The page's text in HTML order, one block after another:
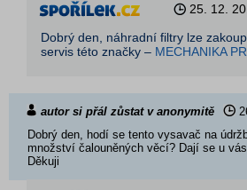
25. 12.
Dobrý den, náhradní filtry lze
servis této značky – MECHANIKA
autor si přál zůstat v anonymitě
Dobrý den, hodí se tento vysavač na
množství čalouněných věcí? Dají se u
Děkuji